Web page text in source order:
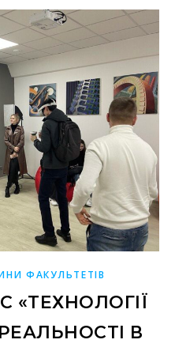
ФАКУЛЬТЕТІВ
«ТЕХНОЛОГІЇ
В